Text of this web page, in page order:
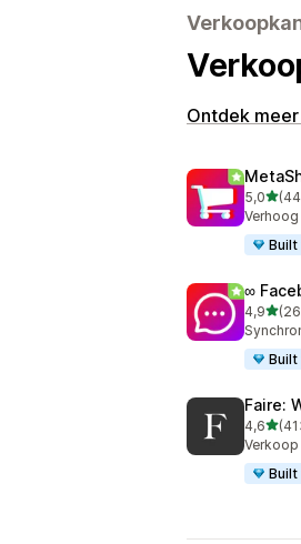
Ontdek meer
5,0van
445
∞
4,9van
267
Faire:
4,6van
413